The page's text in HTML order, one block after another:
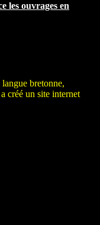
les ouvrages en
bretonne,
créé un site internet